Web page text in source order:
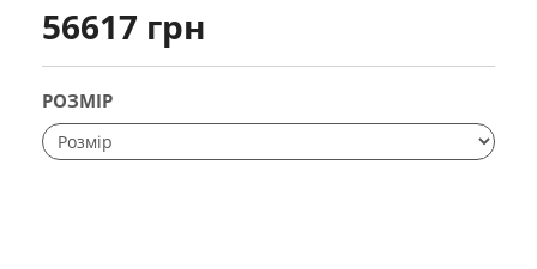
56617 грн
РОЗМІР